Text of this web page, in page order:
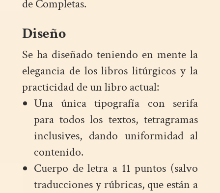
de Completas.
Diseño
Se ha diseñado teniendo en mente la
elegancia de los libros litúrgicos y la
practicidad de un libro actual:
Una única tipografía con serifa
para todos los textos, tetragramas
inclusives, dando uniformidad al
contenido.
Cuerpo de letra a 11 puntos (salvo
traducciones y rúbricas, que están a